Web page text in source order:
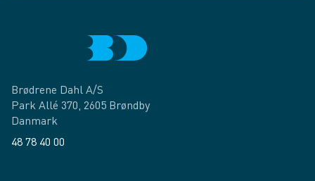
Brødrene Dahl A/S
Park Allé 370, 2605 Brøndby
Danmark
48 78 40 00